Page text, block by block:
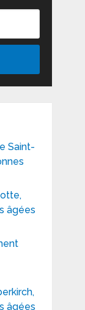
Saint-
âgées
âgées